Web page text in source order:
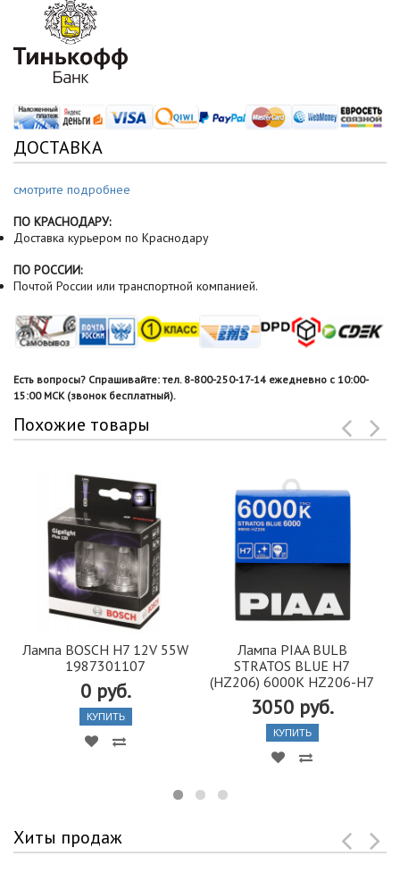
ДОСТАВКА
смотрите подробнее
ПО КРАСНОДАРУ:
Доставка курьером по Краснодару
ПО РОССИИ:
Почтой России или транспортной компанией.
Есть вопросы? Спрашивайте: тел. 8-800-250-17-14 ежедневно с 10:00-
15:00 МСК (звонок бесплатный).
Похожие товары
Лампа BOSCH H7 12V 55W
1987301107
0 руб.
КУПИТЬ
Лампа PIAA BULB
STRATOS BLUE H7
(HZ206) 6000K HZ206-H7
3050 руб.
КУПИТЬ
Хиты продаж